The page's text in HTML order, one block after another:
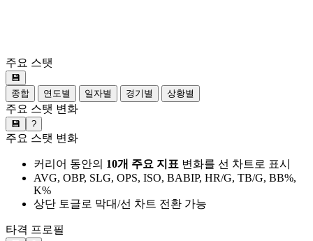
주요 스탯
💾
종합
연도별 일자별 경기별 상황별
주요 스탯 변화
💾 ?
주요 스탯 변화
커리어 동안의 10개 주요 지표 변화를 선 차트로 표시
AVG, OBP, SLG, OPS, ISO, BABIP, HR/G, TB/G, BB%,
K%
상단 토글로 막대/선 차트 전환 가능
타격 프로필